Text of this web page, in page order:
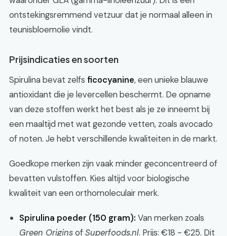
ontstekingsremmend vetzuur dat je normaal alleen in
teunisbloemolie vindt.
Prijsindicaties en soorten
Spirulina bevat zelfs ficocyanine, een unieke blauwe
antioxidant die je levercellen beschermt. De opname
van deze stoffen werkt het best als je ze inneemt bij
een maaltijd met wat gezonde vetten, zoals avocado
of noten. Je hebt verschillende kwaliteiten in de markt.
Goedkope merken zijn vaak minder geconcentreerd of
bevatten vulstoffen. Kies altijd voor biologische
kwaliteit van een orthomoleculair merk.
Spirulina poeder (150 gram): Van merken zoals
Green OriginsofSuperfoods.nl. Prijs: €18 - €25. Dit